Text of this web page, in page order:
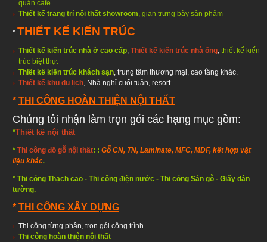
quán cafe
Thiết kế trang trí nội thất showroom, gian trưng bày sản phẩm
* THIẾT KẾ KIẾN TRÚC
Thiết kế kiến trúc nhà ở cao cấp, Thiết kế kiến trúc nhà ống, thiết kế kiến
trúc biệt thự.
Thiết kế kiến trúc khách sạn, trung tâm thương mại, cao tầng khác.
Thiết kế khu du lịch, Nhà nghỉ cuối tuần, resort
* THI CÔNG HOÀN THIỆN NỘI THẤT
Chúng tôi nhận làm trọn gói các hạng mục gồm:
*Thiết kế nội thất
* Thi công đồ gỗ nội thất: : Gỗ CN, TN, Laminate, MFC, MDF, kết hợp vật
liệu khác.
* Thi công Thạch cao - Thi công điện nước - Thi công Sàn gỗ - Giấy dán
tường.
* THI CÔNG XÂY DỰNG
Thi công từng phần, trọn gói công trình
Thi công hoàn thiện nội thất